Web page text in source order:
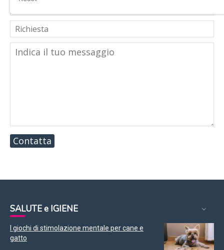
Contatta
SALUTE e IGIENE
I giochi di stimolazione mentale per cane e
gatto